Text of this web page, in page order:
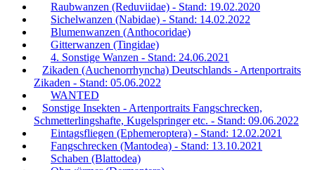
Raubwanzen (Reduviidae) - Stand: 19.02.2020
Sichelwanzen (Nabidae) - Stand: 14.02.2022
Blumenwanzen (Anthocoridae)
Gitterwanzen (Tingidae)
4. Sonstige Wanzen - Stand: 24.06.2021
Zikaden (Auchenorrhyncha) Deutschlands - Artenportraits
Zikaden - Stand: 05.06.2022
WANTED
Sonstige Insekten - Artenportraits Fangschrecken,
Schmetterlingshafte, Kugelspringer etc. - Stand: 09.06.2022
Eintagsfliegen (Ephemeroptera) - Stand: 12.02.2021
Fangschrecken (Mantodea) - Stand: 13.10.2021
Schaben (Blattodea)